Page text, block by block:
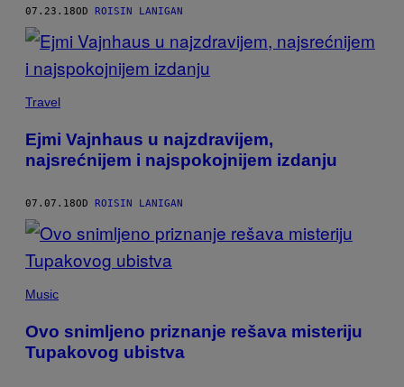
07.23.18OD ROISIN LANIGAN
Travel
Ejmi Vajnhaus u najzdravijem,
najsrećnijem i najspokojnijem izdanju
07.07.18OD ROISIN LANIGAN
Music
Ovo snimljeno priznanje rešava misteriju
Tupakovog ubistva